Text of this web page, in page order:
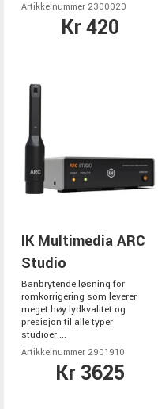
Artikkelnummer 2300020
Kr 420
IK Multimedia ARC
Studio
Banbrytende løsning for
romkorrigering som leverer
meget høy lydkvalitet og
presisjon til alle typer
studioer....
Artikkelnummer 2901910
Kr 3625